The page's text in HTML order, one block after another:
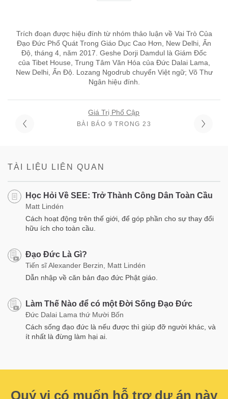
Trích đoạn được hiệu đính từ nhóm thảo luận về Vai Trò Của
Đạo Đức Phổ Quát Trong Giáo Dục Cao Hơn, New Delhi, Ấn
Độ, tháng 4, năm 2017. Geshe Dorji Damdul là Giám Đốc
của Tibet House, Trung Tâm Văn Hóa của Đức Dalai Lama,
New Delhi, Ấn Độ. Lozang Ngodrub chuyển Việt ngữ; Võ Thư
Ngân hiệu đính.
Giá Trị Phổ Cập
BÀI BÁO 9 TRONG 23
TÀI LIỆU LIÊN QUAN
Học Hỏi Về SEE: Trở Thành Công Dân Toàn Cầu
Matt Lindén
Cách hoạt động trên thế giới, để góp phần cho sự thay đổi
hữu ích cho toàn cầu.
Đạo Đức Là Gì?
Tiến sĩ Alexander Berzin, Matt Lindén
Dẫn nhập về căn bản đạo đức Phật giáo.
Làm Thế Nào để có một Đời Sống Đạo Đức
Đức Dalai Lama thứ Mười Bốn
Cách sống đạo đức là nếu được thì giúp đỡ người khác, và
ít nhất là đừng làm hại ai.
Quý vị có muốn hỗ trợ dự án này